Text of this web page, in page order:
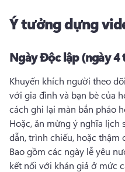
Ý tưởng dựng
Ngày Độc lập (ngày 4
Khuyến khích người theo
với gia đình và bạn bè của
Hoặc, ăn mừng ý nghĩa
Bao gồm các ngày lễ yêu
kết nối với khán giả ở mức